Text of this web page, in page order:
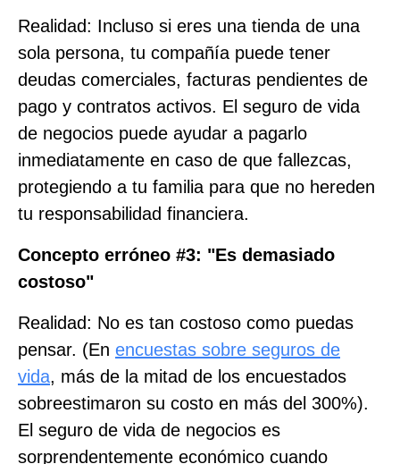
Realidad: Incluso si eres una tienda de una
sola persona, tu compañía puede tener
deudas comerciales, facturas pendientes de
pago y contratos activos. El seguro de vida
de negocios puede ayudar a pagarlo
inmediatamente en caso de que fallezcas,
protegiendo a tu familia para que no hereden
tu responsabilidad financiera.
Concepto erróneo #3: "Es demasiado
costoso"
Realidad: No es tan costoso como puedas
pensar. (En encuestas sobre seguros de
vida, más de la mitad de los encuestados
sobreestimaron su costo en más del 300%).
El seguro de vida de negocios es
sorprendentemente económico cuando